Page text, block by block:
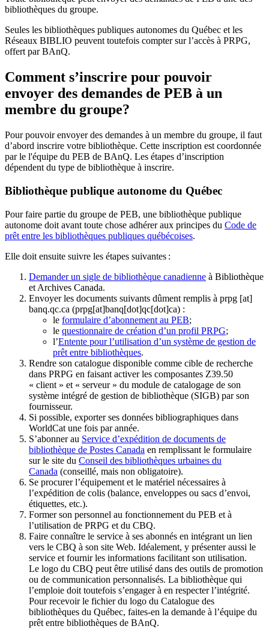
bibliothèques du groupe.
Seules les bibliothèques publiques autonomes du Québec et les
Réseaux BIBLIO peuvent toutefois compter sur l’accès à PRPG,
offert par BAnQ.
Comment s’inscrire pour pouvoir
envoyer des demandes de PEB à un
membre du groupe?
Pour pouvoir envoyer des demandes à un membre du groupe, il faut
d’abord inscrire votre bibliothèque. Cette inscription est coordonnée
par le l'équipe du PEB de BAnQ. Les étapes d’inscription
dépendent du type de bibliothèque à inscrire.
Bibliothèque publique autonome du Québec
Pour faire partie du groupe de PEB, une bibliothèque publique
autonome doit avant toute chose adhérer aux principes du Code de
prêt entre les bibliothèques publiques québécoises.
Elle doit ensuite suivre les étapes suivantes :
Demander un sigle de bibliothèque canadienne à Bibliothèque
et Archives Canada.
Envoyer les documents suivants dûment remplis à prpg [at]
banq.qc.ca (prpg[at]banq[dot]qc[dot]ca) :
le formulaire d’abonnement au PEB;
le questionnaire de création d’un profil PRPG;
l’Entente pour l’utilisation d’un système de gestion de
prêt entre bibliothèques.
Rendre son catalogue disponible comme cible de recherche
dans PRPG en faisant activer les composantes Z39.50
« client » et « serveur » du module de catalogage de son
système intégré de gestion de bibliothèque (SIGB) par son
fournisseur.
Si possible, exporter ses données bibliographiques dans
WorldCat une fois par année.
S’abonner au Service d’expédition de documents de
bibliothèque de Postes Canada en remplissant le formulaire
sur le site du Conseil des bibliothèques urbaines du
Canada (conseillé, mais non obligatoire).
Se procurer l’équipement et le matériel nécessaires à
l’expédition de colis (balance, enveloppes ou sacs d’envoi,
étiquettes, etc.).
Former son personnel au fonctionnement du PEB et à
l’utilisation de PRPG et du CBQ.
Faire connaître le service à ses abonnés en intégrant un lien
vers le CBQ à son site Web. Idéalement, y présenter aussi le
service et fournir les informations facilitant son utilisation.
Le logo du CBQ peut être utilisé dans des outils de promotion
ou de communication personnalisés. La bibliothèque qui
l’emploie doit toutefois s’engager à en respecter l’intégrité.
Pour recevoir le fichier du logo du Catalogue des
bibliothèques du Québec, faites-en la demande à l’équipe du
prêt entre bibliothèques de BAnQ.